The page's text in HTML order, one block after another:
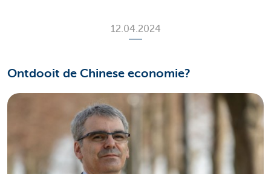
12.04.2024
Ontdooit de Chinese economie?